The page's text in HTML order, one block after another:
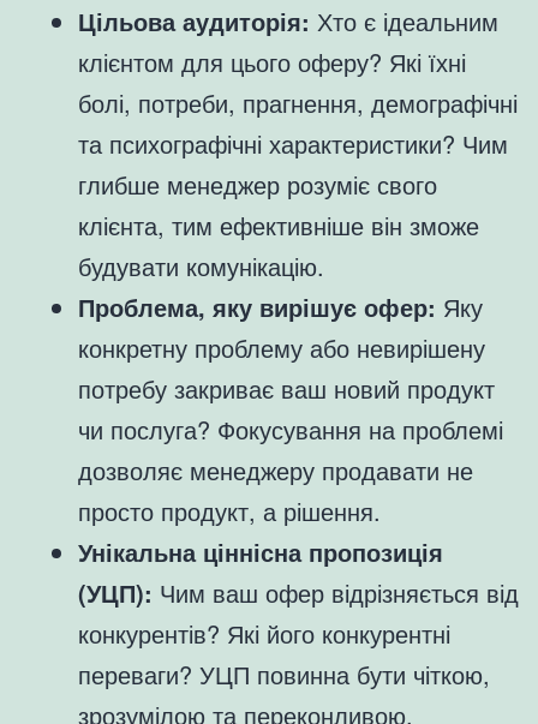
Цільова аудиторія: Хто є ідеальним
клієнтом для цього оферу? Які їхні
болі, потреби, прагнення, демографічні
та психографічні характеристики? Чим
глибше менеджер розуміє свого
клієнта, тим ефективніше він зможе
будувати комунікацію.
Проблема, яку вирішує офер: Яку
конкретну проблему або невирішену
потребу закриває ваш новий продукт
чи послуга? Фокусування на проблемі
дозволяє менеджеру продавати не
просто продукт, а рішення.
Унікальна ціннісна пропозиція
(УЦП): Чим ваш офер відрізняється від
конкурентів? Які його конкурентні
переваги? УЦП повинна бути чіткою,
зрозумілою та переконливою.